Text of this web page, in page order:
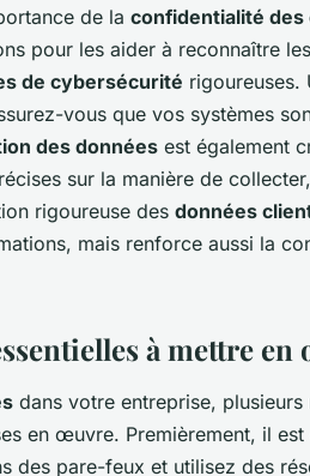
de la confidentialité des
pour les aider à reconnaître
de cybersécurité rigoureuses.
vous que vos systèmes
des données est également
sur la manière de
rigoureuse des données
mais renforce aussi la
à mettre
dans votre entreprise, plusieurs
en œuvre. Premièrement, il
des pare-feux et utilisez des